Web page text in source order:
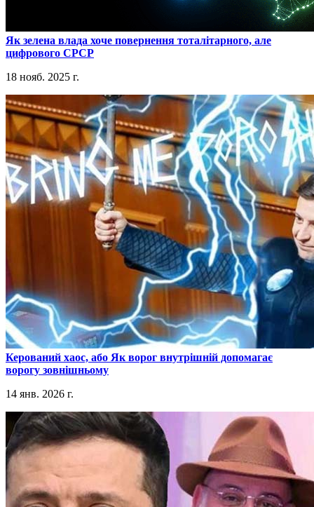
​Як зелена влада хоче повернення тоталітарного, але
цифрового СРСР
18 нояб. 2025 г.
​Керований хаос, або Як ворог внутрішній допомагає
ворогу зовнішньому
14 янв. 2026 г.